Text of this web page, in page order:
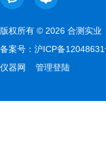
版权所有 © 2026 合测实
备案号： 沪ICP备
仪器网
管理登陆